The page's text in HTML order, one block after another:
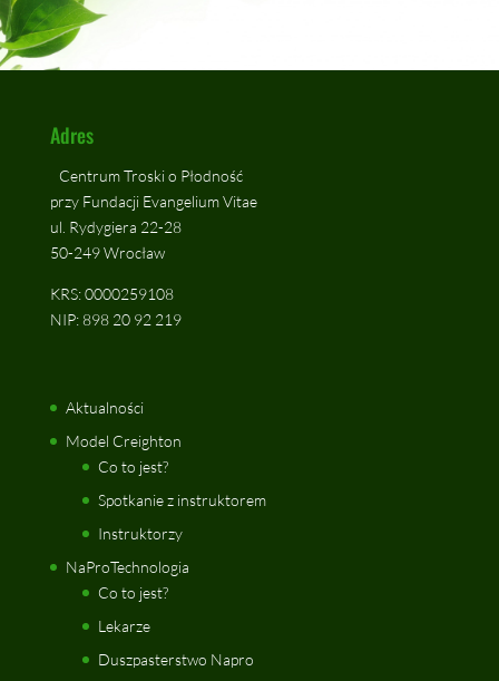
Adres
Centrum Troski o Płodność
przy Fundacji Evangelium Vitae
ul. Rydygiera 22-28
50-249 Wrocław
KRS: 0000259108
NIP: 898 20 92 219
Aktualności
Model Creighton
Co to jest?
Spotkanie z instruktorem
Instruktorzy
NaProTechnologia
Co to jest?
Lekarze
Duszpasterstwo Napro